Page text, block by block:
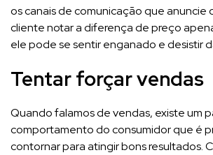
os canais de comunicação que anuncie
cliente notar a diferença de preço
ele pode se sentir enganado e desistir
Tentar forçar vendas
Quando falamos de vendas, existe um
comportamento do consumidor que é
contornar para atingir bons resultados.